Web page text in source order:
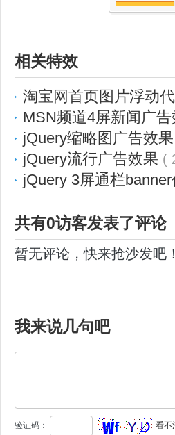
相关特效
淘宝网首页图片浮动
MSN频道4屏新闻广告
jQuery缩略图广告效果
jQuery流行广告效果 (
jQuery 3屏通栏banner
共有0访客发表了评论
暂无评论，快来抢沙发吧！
我来说几句吧
验证码： 看不